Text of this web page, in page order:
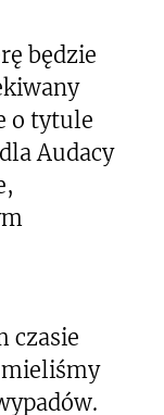
będzie
o tytule
Audacy
czasie